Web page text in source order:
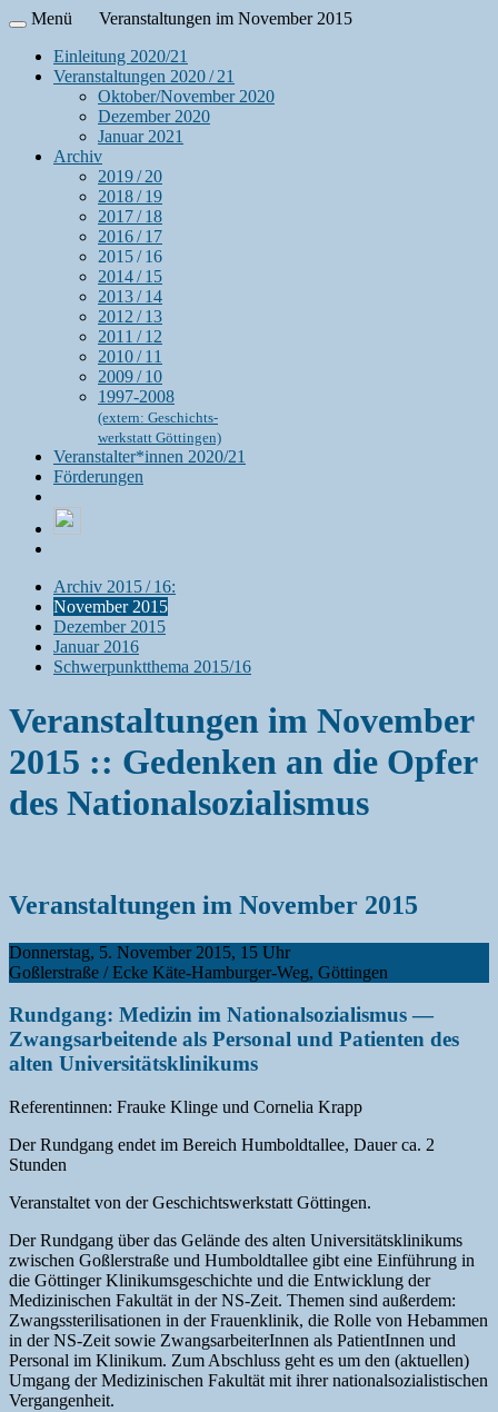
Menü Veranstaltungen im November 2015
Einleitung 2020/21
Veranstaltungen 2020 / 21
Oktober/November 2020
Dezember 2020
Januar 2021
Archiv
2019 / 20
2018 / 19
2017 / 18
2016 / 17
2015 / 16
2014 / 15
2013 / 14
2012 / 13
2011 / 12
2010 / 11
2009 / 10
1997-2008
(extern: Geschichts-
werkstatt Göttingen)
Veranstalter*innen 2020/21
Förderungen
Archiv 2015 / 16:
November 2015
Dezember 2015
Januar 2016
Schwerpunktthema 2015/16
Veranstaltungen im November
2015 :: Gedenken an die Opfer
des Nationalsozialismus
Veranstaltungen im November 2015
Donnerstag, 5. November 2015, 15 Uhr
Goßlerstraße / Ecke Käte-Hamburger-Weg, Göttingen
Rundgang: Medizin im Nationalsozialismus —
Zwangsarbeitende als Personal und Patienten des
alten Universitätsklinikums
Referentinnen: Frauke Klinge und Cornelia Krapp
Der Rundgang endet im Bereich Humboldtallee, Dauer ca. 2
Stunden
Veranstaltet von der Geschichtswerkstatt Göttingen.
Der Rundgang über das Gelände des alten Universitätsklinikums
zwischen Goßlerstraße und Humboldtallee gibt eine Einführung in
die Göttinger Klinikumsgeschichte und die Entwicklung der
Medizinischen Fakultät in der NS-Zeit. Themen sind außerdem:
Zwangssterilisationen in der Frauenklinik, die Rolle von Hebammen
in der NS-Zeit sowie ZwangsarbeiterInnen als PatientInnen und
Personal im Klinikum. Zum Abschluss geht es um den (aktuellen)
Umgang der Medizinischen Fakultät mit ihrer nationalsozialistischen
Vergangenheit.